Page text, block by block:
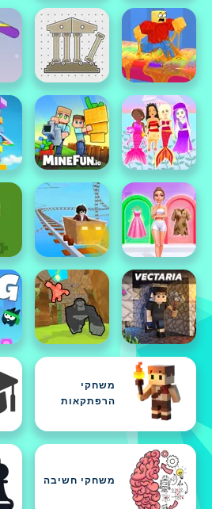
משחקי
הרפתקאות
משחקי חשיבה